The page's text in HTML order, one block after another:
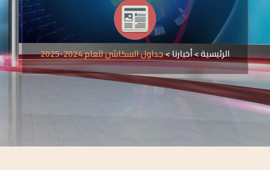
الرئيسية>أخبارنا>جداول السكاشن للعام 2024-2025